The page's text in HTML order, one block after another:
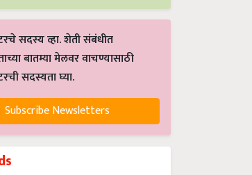
सदस्य व्हा. शेती संबंधीत
बातम्या मेलवर वाचण्यासाठी
सदस्यता घ्या.
Subscribe Newsletters